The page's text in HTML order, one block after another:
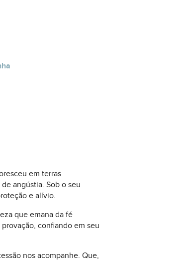
em terras
angústia. Sob o seu
e alívio.
que emana da fé
confiando em seu
nos acompanhe. Que,